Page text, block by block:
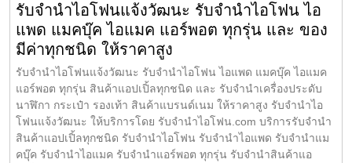
รับจำนำไอโฟนแจ้งวัฒนะ รับจำนำไอโฟน ไอ
แพด แมคบุ๊ค ไอแมค แอร์พอต ทุกรุ่น และ ของ
มีค่าทุกชนิด ให้ราคาสูง
รับจำนำไอโฟนแจ้งวัฒนะ รับจำนำไอโฟน ไอแพด แมคบุ๊ค ไอแมค
แอร์พอต ทุกรุ่น สินค้าแอปเปิ้ลทุกชนิด และ รับจำนำเครื่องประดับ
นาฬิกา กระเป๋า รองเท้า สินค้าแบรนด์เนม ให้ราคาสูง รับจำนำไอ
โฟนแจ้งวัฒนะ ให้บริการโดย รับจํานําไอโฟน.com บริการรับจำนำ
สินค้าแอปเปิ้ลทุกชนิด รับจำนำไอโฟน รับจำนำไอแพด รับจำนำแม
คบุ๊ค รับจำนำไอแมค รับจำนำแอร์พอต ทุกรุ่น รับจำนำสินค้าแอ